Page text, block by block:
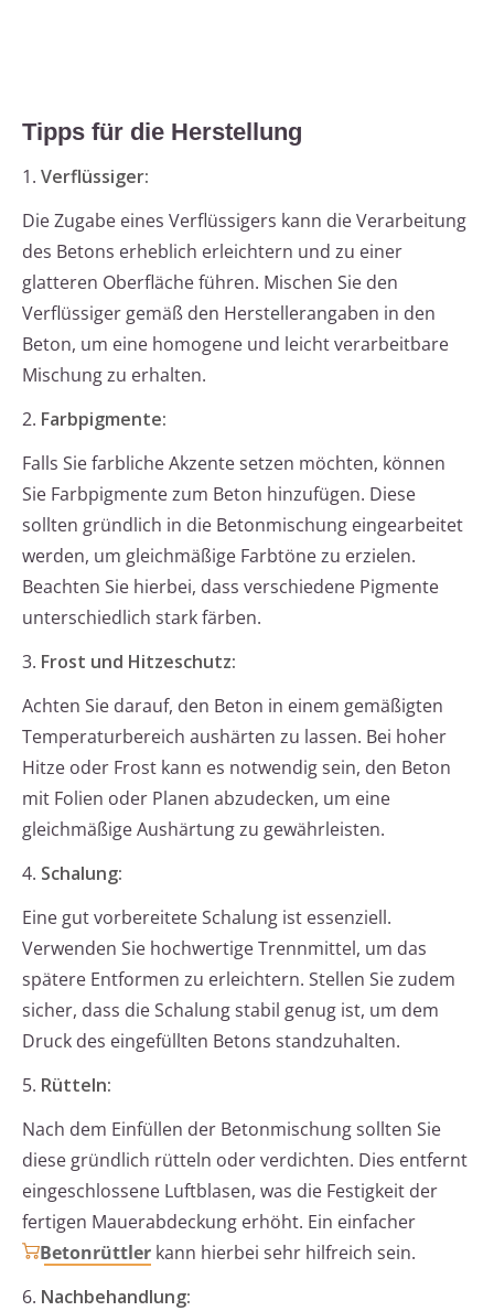
Tipps für die Herstellung
1. Verflüssiger:
Die Zugabe eines Verflüssigers kann die Verarbeitung
des Betons erheblich erleichtern und zu einer
glatteren Oberfläche führen. Mischen Sie den
Verflüssiger gemäß den Herstellerangaben in den
Beton, um eine homogene und leicht verarbeitbare
Mischung zu erhalten.
2. Farbpigmente:
Falls Sie farbliche Akzente setzen möchten, können
Sie Farbpigmente zum Beton hinzufügen. Diese
sollten gründlich in die Betonmischung eingearbeitet
werden, um gleichmäßige Farbtöne zu erzielen.
Beachten Sie hierbei, dass verschiedene Pigmente
unterschiedlich stark färben.
3. Frost und Hitzeschutz:
Achten Sie darauf, den Beton in einem gemäßigten
Temperaturbereich aushärten zu lassen. Bei hoher
Hitze oder Frost kann es notwendig sein, den Beton
mit Folien oder Planen abzudecken, um eine
gleichmäßige Aushärtung zu gewährleisten.
4. Schalung:
Eine gut vorbereitete Schalung ist essenziell.
Verwenden Sie hochwertige Trennmittel, um das
spätere Entformen zu erleichtern. Stellen Sie zudem
sicher, dass die Schalung stabil genug ist, um dem
Druck des eingefüllten Betons standzuhalten.
5. Rütteln:
Nach dem Einfüllen der Betonmischung sollten Sie
diese gründlich rütteln oder verdichten. Dies entfernt
eingeschlossene Luftblasen, was die Festigkeit der
fertigen Mauerabdeckung erhöht. Ein einfacher
Betonrüttler kann hierbei sehr hilfreich sein.
6. Nachbehandlung: